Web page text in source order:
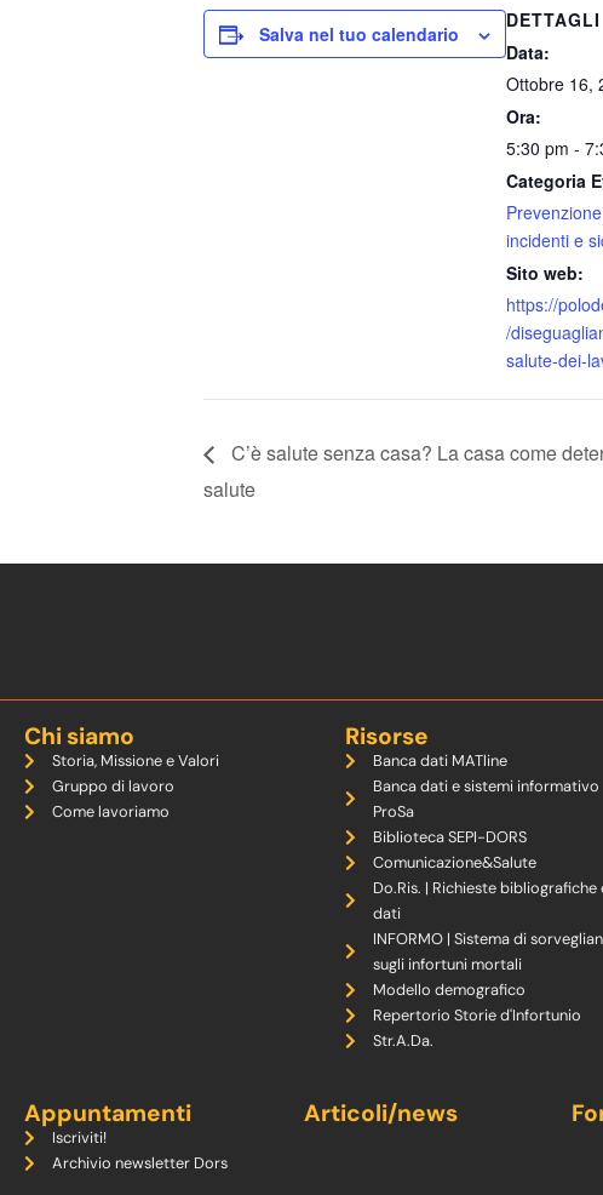
Salva nel tuo calendario
DETTAGLI
Data:
Ottobre 16,
Ora:
5:30 pm -
Categoria
incidenti e
Sito web:
https://
/
salute-dei-
C’è salute senza casa? La casa come
salute
Chi siamo
Storia, Missione e Valori
Gruppo di lavoro
Come lavoriamo
Risorse
Banca dati MATline
Banca dati e sistemi informativo
ProSa
Biblioteca SEPI-DORS
Comunicazione&Salute
Do.Ris. | Richieste bibliografiche
dati
INFORMO | Sistema di
sugli infortuni mortali
Modello demografico
Repertorio Storie d'Infortunio
Str.A.Da.
Appuntamenti
Iscriviti!
Archivio newsletter Dors
Articoli/news